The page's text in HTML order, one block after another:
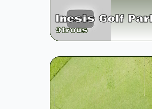
Inesis Golf
9trous